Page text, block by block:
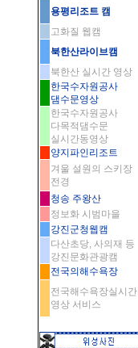
용평리조트 캠
고화질 웹캠
북한산라이브캠
북한산 실시간 영상
한국수자원공사
댐수문영상
한국수자원공사
다목적댐수문
실시간동영상
양지파인리조트
겨울 설원의 스키장
전경
청송 주왕산
정보화 시범마을
강진군청웹캠
다산초당, 사의재 등
강진문화관광캠
전국의해수욕장
전국해수욕장실시간
영상 서비스